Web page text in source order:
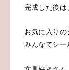
完成した後は
お気に入りの
みんなでシー